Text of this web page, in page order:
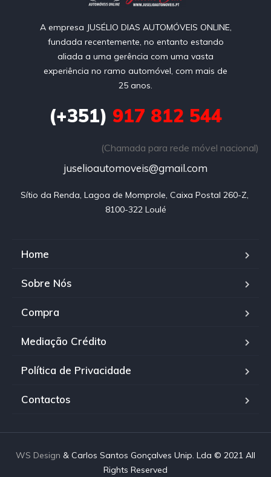
A empresa JUSÉLIO DIAS AUTOMÓVEIS ONLINE,
fundada recentemente, no entanto estando
aliada a uma gerência com uma vasta
experiência no ramo automóvel, com mais de
25 anos.
(+351) 917 812 544
(Chamada para rede móvel nacional)
juselioautomoveis@gmail.com
Sítio da Renda, Lagoa de Momprole, Caixa Postal 260-Z,
8100-322 Loulé
Home
Sobre Nós
Compra
Mediação Crédito
Política de Privacidade
Contactos
WS Design & Carlos Santos Gonçalves Unip. Lda © 2021 All
Rights Reserved